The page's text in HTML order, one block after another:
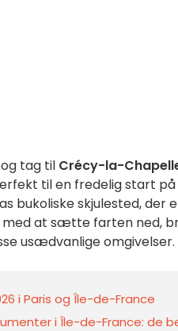
tag til Crécy-la-
til en fredelig start
bukoliske skjulested, der
med at sætte farten ned,
usædvanlige omgivelser.
i Paris og Île-de-France
i Île-de-France: de